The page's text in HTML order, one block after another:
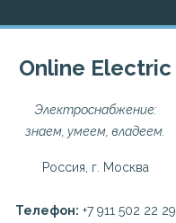
Online Electric
Электроснабжение:
знаем, умеем, владеем.
Россия, г. Москва
Телефон: +7 911 502 22 29